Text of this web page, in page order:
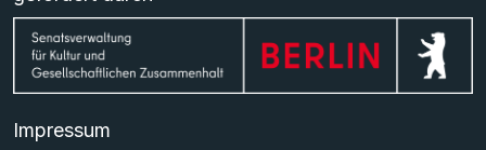
Impressum